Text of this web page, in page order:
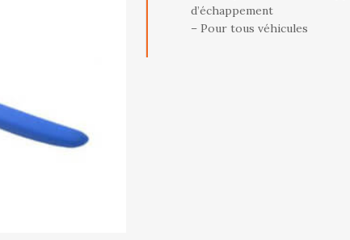
d’échappement
– Pour tous véhicules